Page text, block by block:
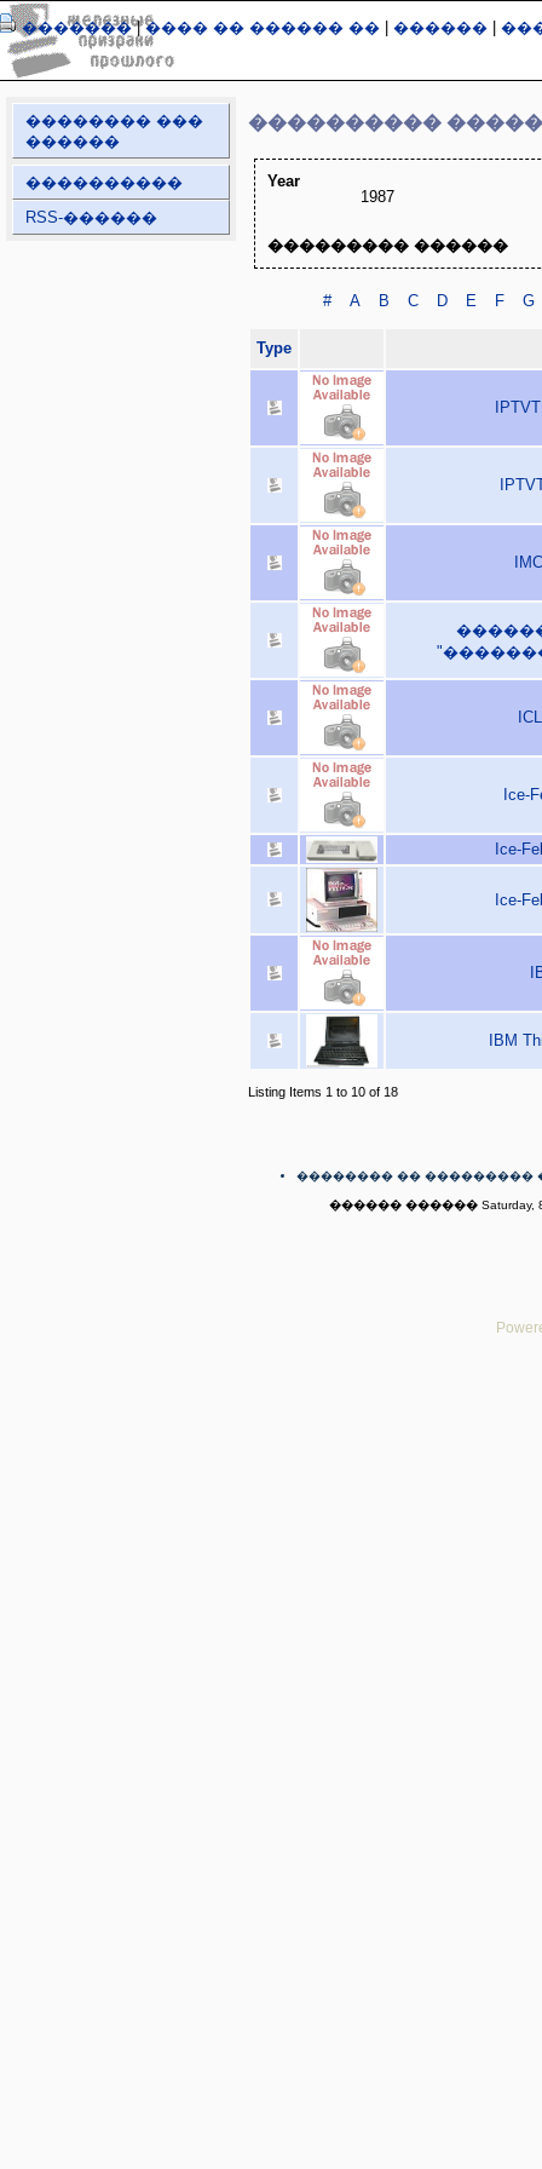
�������|���� �� ������ �� ������
�������� ���
������
����������
RSS-������
����������
Year
1987
��������� ������
# A B C D E F G
Type
Ice-
Ice-
Ice-
IBM
Listing Items 1 to 10 of 18
�������� �� ���������
������ ������ Saturday,